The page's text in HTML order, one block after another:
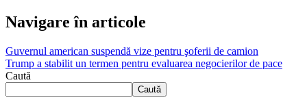
Navigare în articole
Guvernul american suspendă vize pentru şoferii de camion
Trump a stabilit un termen pentru evaluarea negocierilor de pace
Caută
Caută